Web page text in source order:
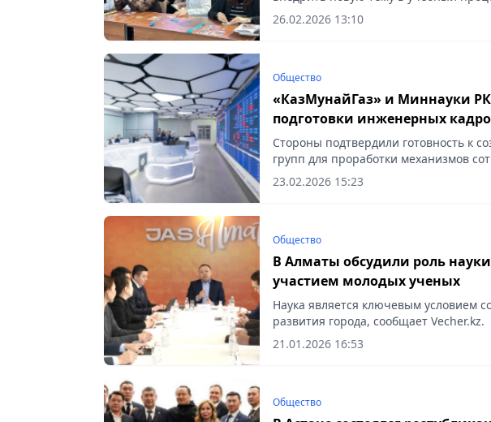
26.02.2026 13:10
Общество
«КазМунайГаз» и Миннауки
подготовки инженерных
Стороны подтвердили готовность к
групп для проработки механизмов
сообщает Vecher.kz.
23.02.2026 15:23
Общество
В Алматы обсудили роль
участием молодых ученых
Наука является ключевым условием
развития города, сообщает Vecher.kz.
21.01.2026 16:53
Общество